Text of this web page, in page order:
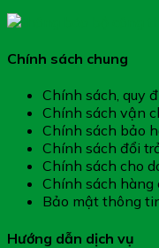
Chính sách chung
Chính sách, quy
Chính sách vận
Chính sách bảo
Chính sách đổi
Chính sách cho
Chính sách hàng
Bảo mật thông
Hướng dẫn dịch vụ